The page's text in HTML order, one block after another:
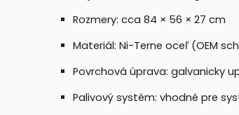
Rozmery: cca 84 × 56 × 27 cm
Materiál: Ni-Terne oceľ (OEM
Povrchová úprava: galvanicky
Palivový systém: vhodné pre